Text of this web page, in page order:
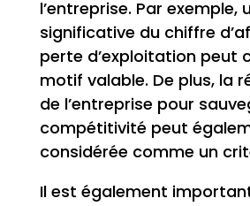
l’entreprise. Par exemple,
significative du chiffre
perte d’exploitation peut
motif valable. De plus, la
de l’entreprise pour
compétitivité peut
considérée comme un
Il est également